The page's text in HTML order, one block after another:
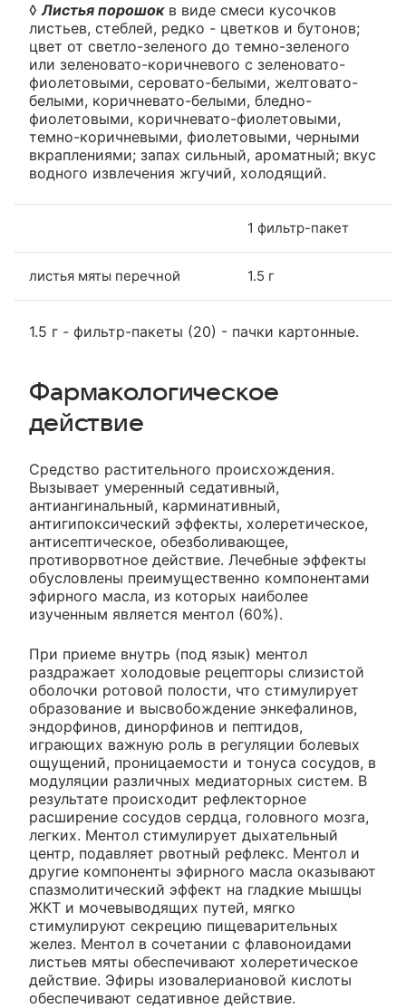
◊Листья порошокв виде смеси кусочков
листьев, стеблей, редко - цветков и бутонов;
цвет от светло-зеленого до темно-зеленого
или зеленовато-коричневого с зеленовато-
фиолетовыми, серовато-белыми, желтовато-
белыми, коричневато-белыми, бледно-
фиолетовыми, коричневато-фиолетовыми,
темно-коричневыми, фиолетовыми, черными
вкраплениями; запах сильный, ароматный; вкус
водного извлечения жгучий, холодящий.
1 фильтр-пакет
листья мяты перечной 1.5 г
1.5 г - фильтр-пакеты (20) - пачки картонные.
Фармакологическое
действие
Средство растительного происхождения.
Вызывает умеренный седативный,
антиангинальный, карминативный,
антигипоксический эффекты, холеретическое,
антисептическое, обезболивающее,
противорвотное действие. Лечебные эффекты
обусловлены преимущественно компонентами
эфирного масла, из которых наиболее
изученным является ментол (60%).
При приеме внутрь (под язык) ментол
раздражает холодовые рецепторы слизистой
оболочки ротовой полости, что стимулирует
образование и высвобождение энкефалинов,
эндорфинов, динорфинов и пептидов,
играющих важную роль в регуляции болевых
ощущений, проницаемости и тонуса сосудов, в
модуляции различных медиаторных систем. В
результате происходит рефлекторное
расширение сосудов сердца, головного мозга,
легких. Ментол стимулирует дыхательный
центр, подавляет рвотный рефлекс. Ментол и
другие компоненты эфирного масла оказывают
спазмолитический эффект на гладкие мышцы
ЖКТ и мочевыводящих путей, мягко
стимулируют секрецию пищеварительных
желез. Ментол в сочетании с флавоноидами
листьев мяты обеспечивают холеретическое
действие. Эфиры изовалериановой кислоты
обеспечивают седативное действие.